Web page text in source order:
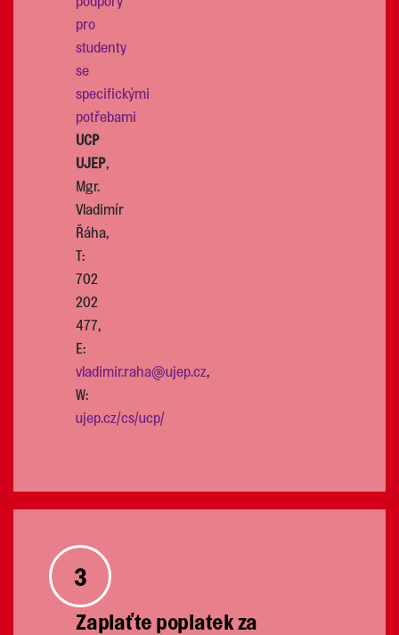
pro
studenty
se
specifickými
potřebami
UCP
UJEP,
Mgr.
Vladimír
Řáha,
T:
702
202
477,
E:
vladimir.raha@ujep.cz,
W:
ujep.cz/cs/ucp/
3
Zaplaťte poplatek za